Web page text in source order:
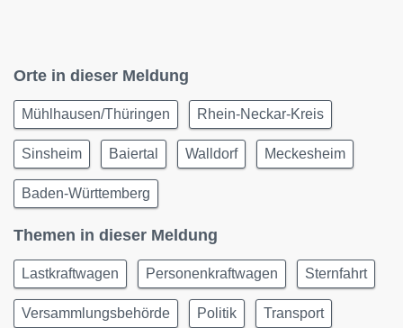
Orte in dieser Meldung
Mühlhausen/Thüringen Rhein-Neckar-Kreis
Sinsheim Baiertal Walldorf Meckesheim
Baden-Württemberg
Themen in dieser Meldung
Lastkraftwagen Personenkraftwagen Sternfahrt
Versammlungsbehörde Politik Transport